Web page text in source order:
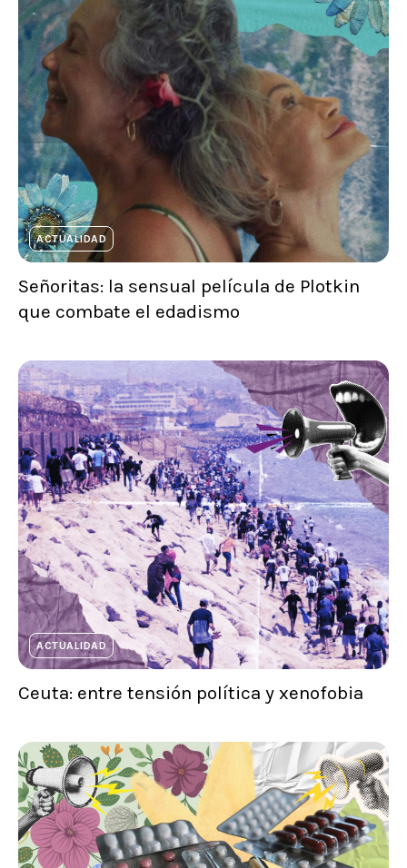
ACTUALIDAD
Señoritas: la sensual película de Plotkin
que combate el edadismo
ACTUALIDAD
Ceuta: entre tensión política y xenofobia